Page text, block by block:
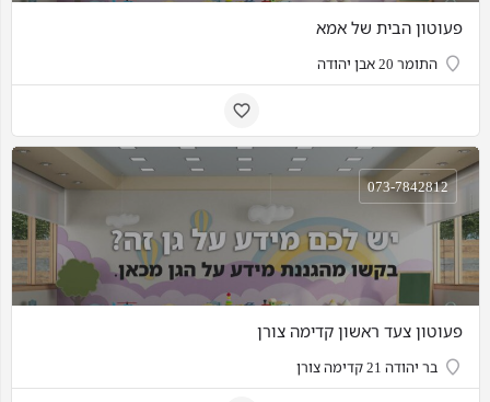
פעוטון הבית של אמא
התומר 20 אבן יהודה
פעוטון צעד ראשון קדימה צורן
בר יהודה 21 קדימה צורן
073-7842812